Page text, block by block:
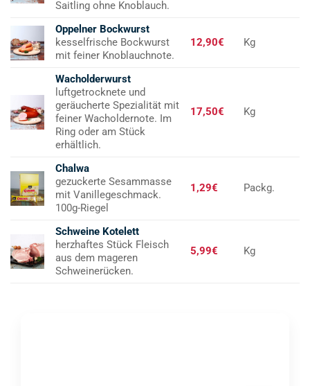
Saitling ohne Knoblauch.
Oppelner Bockwurst
kesselfrische Bockwurst
mit feiner Knoblauchnote.
12,90€ Kg
Wacholderwurst
luftgetrocknete und
geräucherte Spezialität mit
feiner Wacholdernote. Im
Ring oder am Stück
erhältlich.
17,50€ Kg
Chalwa
gezuckerte Sesammasse
mit Vanillegeschmack.
100g-Riegel
1,29€ Packg.
Schweine Kotelett
herzhaftes Stück Fleisch
aus dem mageren
Schweinerücken.
5,99€ Kg